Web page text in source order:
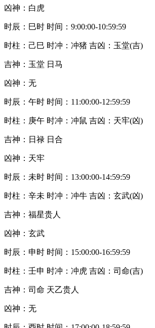
凶神：白虎
时辰：巳时 时间：9:00:00-10:59:59
时柱：己巳 时冲：冲猪 吉凶：玉堂(吉)
吉神：玉堂 日马
凶神：无
时辰：午时 时间：11:00:00-12:59:59
时柱：庚午 时冲：冲鼠 吉凶：天牢(凶)
吉神：日禄 日合
凶神：天牢
时辰：未时 时间：13:00:00-14:59:59
时柱：辛未 时冲：冲牛 吉凶：玄武(凶)
吉神：福星贵人
凶神：玄武
时辰：申时 时间：15:00:00-16:59:59
时柱：壬申 时冲：冲虎 吉凶：司命(吉)
吉神：司命 天乙贵人
凶神：无